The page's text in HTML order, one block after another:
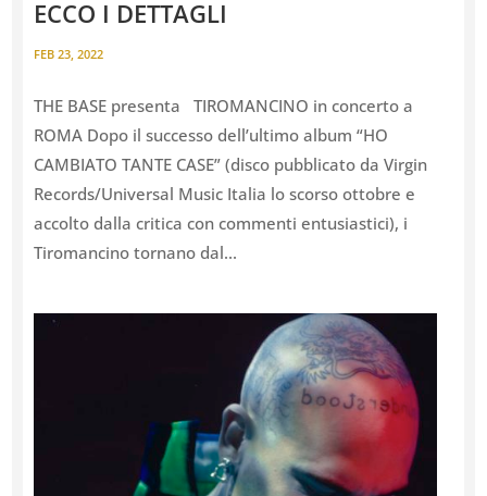
ECCO I DETTAGLI
FEB 23, 2022
THE BASE presenta TIROMANCINO in concerto a
ROMA Dopo il successo dell’ultimo album “HO
CAMBIATO TANTE CASE” (disco pubblicato da Virgin
Records/Universal Music Italia lo scorso ottobre e
accolto dalla critica con commenti entusiastici), i
Tiromancino tornano dal...